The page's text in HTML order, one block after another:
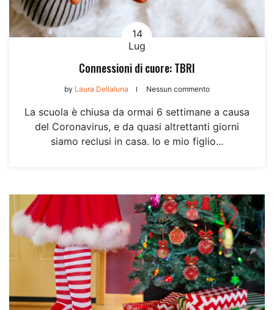
14
Lug
Connessioni di cuore: TBRI
by Laura Dellaluna Nessun commento
La scuola è chiusa da ormai 6 settimane a causa
del Coronavirus, e da quasi altrettanti giorni
siamo reclusi in casa. Io e mio figlio...